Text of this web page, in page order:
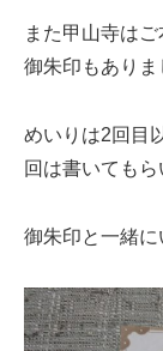
また甲山寺は
御朱印もありま
めいりは2回目
回は書いても
御朱印と一緒